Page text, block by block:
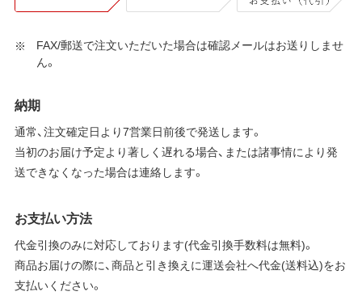
FAX/郵送で注文いただいた場合は確認メールはお送りしませ
ん。
納期
通常、注文確定日より7営業日前後で発送します。
当初のお届け予定より著しく遅れる場合、または諸事情により発
送できなくなった場合は連絡します。
お支払い方法
代金引換のみに対応しております(代金引換手数料は無料)。
商品お届けの際に、商品と引き換えに運送会社へ代金(送料込)をお
支払いください。